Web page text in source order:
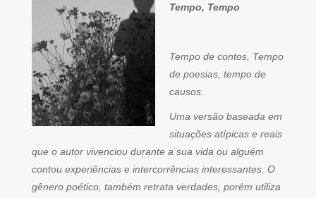
Tempo, Tempo
Tempo de contos, Tempo
de poesias, tempo de
causos.
Uma versão baseada em
situações atípicas e reais
que o autor vivenciou durante a sua vida ou alguém
contou experiências e intercorrências interessantes. O
gênero poético, também retrata verdades, porém utiliza